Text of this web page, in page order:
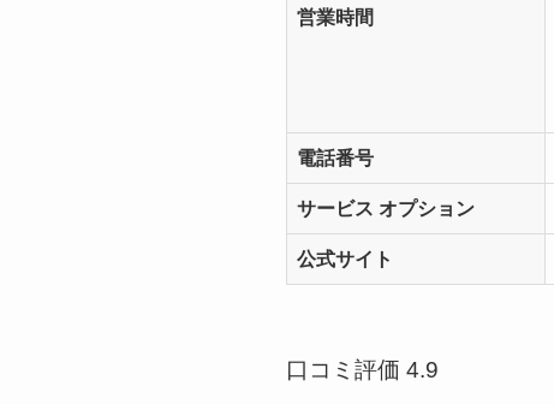
営業時間
電話番号
サービス オプション
公式サイト
口コミ評価 4.9